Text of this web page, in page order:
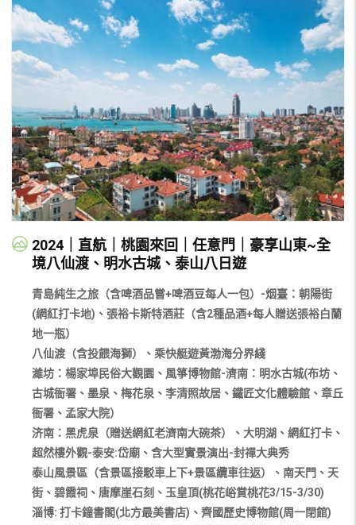
2024｜直航｜桃園來回｜任意門｜豪享山東~全
境八仙渡、明水古城、泰山八日遊
青島純生之旅（含啤酒品嘗+啤酒豆每人一包）-烟臺：朝陽街
(網紅打卡地)、張裕卡斯特酒莊（含2種品酒+每人贈送張裕白蘭
地一瓶）
八仙渡（含投餵海獅）、乘快艇遊黃渤海分界綫
濰坊：楊家埠民俗大觀園、風箏博物館-濟南：明水古城(布坊、
古城衙署、墨泉、梅花泉、李清照故居、鐵匠文化體驗館、章丘
衙署、孟家大院）
济南：黑虎泉（贈送網紅老濟南大碗茶）、大明湖、網紅打卡、
超然樓外觀-泰安:岱廟、含大型實景演出-封禪大典秀
泰山風景區（含景區接駁車上下+景區纜車往返）、南天門、天
街、碧霞祠、唐摩崖石刻、玉皇頂(桃花峪賞桃花3/15-3/30)
淄博: 打卡鐘書閣(北方最美書店)、齊國歷史博物館(周一閉館)